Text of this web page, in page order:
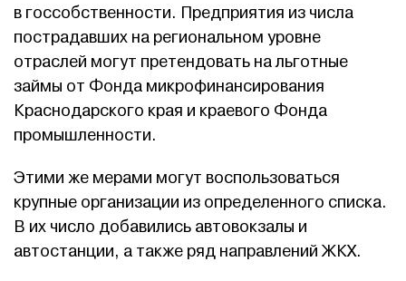
в госсобственности. Предприятия из числа
пострадавших на региональном уровне
отраслей могут претендовать на льготные
займы от Фонда микрофинансирования
Краснодарского края и краевого Фонда
промышленности.
Этими же мерами могут воспользоваться
крупные организации из определенного списка.
В их число добавились автовокзалы и
автостанции, а также ряд направлений ЖКХ.